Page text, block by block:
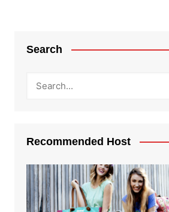
Search
Recommended Host